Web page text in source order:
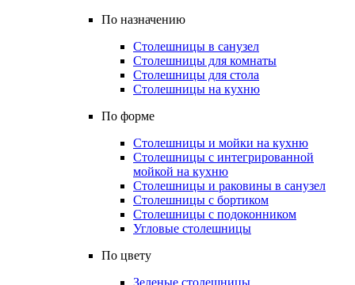
По назначению
Столешницы в санузел
Столешницы для комнаты
Столешницы для стола
Столешницы на кухню
По форме
Столешницы и мойки на кухню
Столешницы с интегрированной
мойкой на кухню
Столешницы и раковины в санузел
Столешницы с бортиком
Столешницы с подоконником
Угловые столешницы
По цвету
Зеленые столешницы